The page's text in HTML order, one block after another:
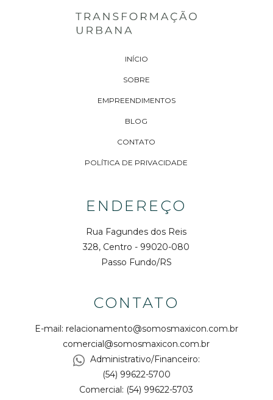
INÍCIO
SOBRE
EMPREENDIMENTOS
BLOG
CONTATO
POLÍTICA DE PRIVACIDADE
ENDEREÇO
Rua Fagundes dos Reis
328, Centro - 99020-080
Passo Fundo/RS
CONTATO
E-mail: relacionamento@somosmaxicon.com.br
comercial@somosmaxicon.com.br
Administrativo/Financeiro:
(54) 99622-5700
Comercial: (54) 99622-5703